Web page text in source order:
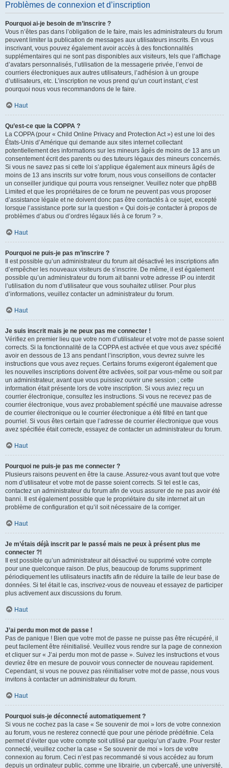
Problèmes de connexion et d’inscription
Pourquoi ai-je besoin de m’inscrire ?
Vous n’êtes pas dans l’obligation de le faire, mais les administrateurs du forum
peuvent limiter la publication de messages aux utilisateurs inscrits. En vous
inscrivant, vous pouvez également avoir accès à des fonctionnalités
supplémentaires qui ne sont pas disponibles aux visiteurs, tels que l’affichage
d’avatars personnalisés, l’utilisation de la messagerie privée, l’envoi de
courriers électroniques aux autres utilisateurs, l’adhésion à un groupe
d’utilisateurs, etc. L’inscription ne vous prend qu’un court instant, c’est
pourquoi nous vous recommandons de le faire.
Haut
Qu’est-ce que la COPPA ?
La COPPA (pour « Child Online Privacy and Protection Act ») est une loi des
États-Unis d’Amérique qui demande aux sites internet collectant
potentiellement des informations sur les mineurs âgés de moins de 13 ans un
consentement écrit des parents ou des tuteurs légaux des mineurs concernés.
Si vous ne savez pas si cette loi s’applique également aux mineurs âgés de
moins de 13 ans inscrits sur votre forum, nous vous conseillons de contacter
un conseiller juridique qui pourra vous renseigner. Veuillez noter que phpBB
Limited et que les propriétaires de ce forum ne peuvent pas vous proposer
d’assistance légale et ne doivent donc pas être contactés à ce sujet, excepté
lorsque l’assistance porte sur la question « Qui dois-je contacter à propos de
problèmes d’abus ou d’ordres légaux liés à ce forum ? ».
Haut
Pourquoi ne puis-je pas m’inscrire ?
Il est possible qu’un administrateur du forum ait désactivé les inscriptions afin
d’empêcher les nouveaux visiteurs de s’inscrire. De même, il est également
possible qu’un administrateur du forum ait banni votre adresse IP ou interdit
l’utilisation du nom d’utilisateur que vous souhaitez utiliser. Pour plus
d’informations, veuillez contacter un administrateur du forum.
Haut
Je suis inscrit mais je ne peux pas me connecter !
Vérifiez en premier lieu que votre nom d’utilisateur et votre mot de passe soient
corrects. Si la fonctionnalité de la COPPA est activée et que vous avez spécifié
avoir en dessous de 13 ans pendant l’inscription, vous devrez suivre les
instructions que vous avez reçues. Certains forums exigeront également que
les nouvelles inscriptions doivent être activées, soit par vous-même ou soit par
un administrateur, avant que vous puissiez ouvrir une session ; cette
information était présente lors de votre inscription. Si vous aviez reçu un
courrier électronique, consultez les instructions. Si vous ne recevez pas de
courrier électronique, vous avez probablement spécifié une mauvaise adresse
de courrier électronique ou le courrier électronique a été filtré en tant que
pourriel. Si vous êtes certain que l’adresse de courrier électronique que vous
avez spécifiée était correcte, essayez de contacter un administrateur du forum.
Haut
Pourquoi ne puis-je pas me connecter ?
Plusieurs raisons peuvent en être la cause. Assurez-vous avant tout que votre
nom d’utilisateur et votre mot de passe soient corrects. Si tel est le cas,
contactez un administrateur du forum afin de vous assurer de ne pas avoir été
banni. Il est également possible que le propriétaire du site internet ait un
problème de configuration et qu’il soit nécessaire de la corriger.
Haut
Je m’étais déjà inscrit par le passé mais ne peux à présent plus me
connecter ?!
Il est possible qu’un administrateur ait désactivé ou supprimé votre compte
pour une quelconque raison. De plus, beaucoup de forums suppriment
périodiquement les utilisateurs inactifs afin de réduire la taille de leur base de
données. Si tel était le cas, inscrivez-vous de nouveau et essayez de participer
plus activement aux discussions du forum.
Haut
J’ai perdu mon mot de passe !
Pas de panique ! Bien que votre mot de passe ne puisse pas être récupéré, il
peut facilement être réinitialisé. Veuillez vous rendre sur la page de connexion
et cliquer sur « J’ai perdu mon mot de passe ». Suivez les instructions et vous
devriez être en mesure de pouvoir vous connecter de nouveau rapidement.
Cependant, si vous ne pouvez pas réinitialiser votre mot de passe, nous vous
invitons à contacter un administrateur du forum.
Haut
Pourquoi suis-je déconnecté automatiquement ?
Si vous ne cochez pas la case « Se souvenir de moi » lors de votre connexion
au forum, vous ne resterez connecté que pour une période prédéfinie. Cela
permet d’éviter que votre compte soit utilisé par quelqu’un d’autre. Pour rester
connecté, veuillez cocher la case « Se souvenir de moi » lors de votre
connexion au forum. Ceci n’est pas recommandé si vous accédez au forum
depuis un ordinateur public, comme une librairie, un cybercafé, une université,